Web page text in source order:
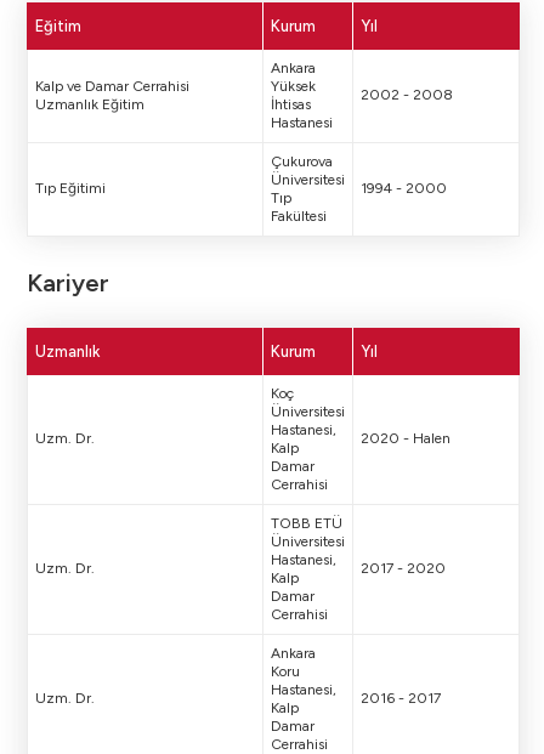
Eğitim Kurum Yıl
Kalp ve Damar Cerrahisi
Uzmanlık Eğitim
Ankara
Yüksek
İhtisas
Hastanesi
2002 - 2008
Tıp Eğitimi
Çukurova
Üniversitesi
Tıp
Fakültesi
1994 - 2000
Kariyer
Uzmanlık Kurum Yıl
Uzm. Dr.
Koç
Üniversitesi
Hastanesi,
Kalp
Damar
Cerrahisi
2020 - Halen
Uzm. Dr.
TOBB ETÜ
Üniversitesi
Hastanesi,
Kalp
Damar
Cerrahisi
2017 - 2020
Uzm. Dr.
Ankara
Koru
Hastanesi,
Kalp
Damar
Cerrahisi
2016 - 2017